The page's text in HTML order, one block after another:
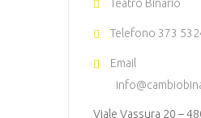
Teatro Binario
Telefono 373
Email
Viale Vassura 20 –